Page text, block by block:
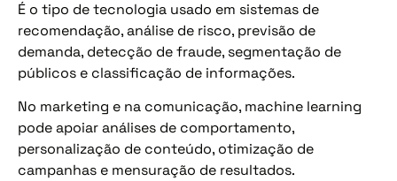
É o tipo de tecnologia usado em sistemas de
recomendação, análise de risco, previsão de
demanda, detecção de fraude, segmentação de
públicos e classificação de informações.
No marketing e na comunicação, machine learning
pode apoiar análises de comportamento,
personalização de conteúdo, otimização de
campanhas e mensuração de resultados.